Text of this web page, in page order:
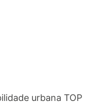
urbana TOP